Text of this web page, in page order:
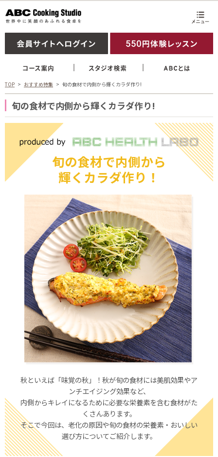
TOP おすすめ特集 旬の食材で内側から輝くカラダ作り!
旬の食材で内側から輝くカラダ作り!
旬の食材で内側から
輝くカラダ作り！
秋といえば「味覚の秋」！秋が旬の食材には美肌効果やア
ンチエイジング効果など、
内側からキレイになるために必要な栄養素を含む食材がた
くさんあります。
そこで今回は、 老化の原因や旬の食材の栄養素・おいしい
選び方についてご紹介します。